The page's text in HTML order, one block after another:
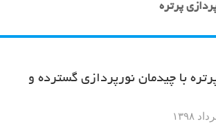
پرتره
با چیدمان نورپردازی گسترده و